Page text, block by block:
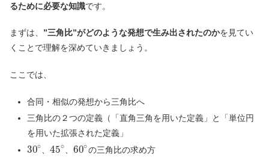
るために必要な知識です。
まずは、 ”三角比”がどのような発想で生み出されたのかを見てい
くことで理解を深めていきましょう。
ここでは、
合同・相似の発想から三角比へ
三角比の２つの定義（「直角三角を用いた定義」と「単位円
を用いた拡張された定義」
30∘ 、45∘ 、60∘の三角比の求め方